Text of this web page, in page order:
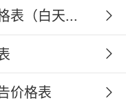
表（白天...
价格表